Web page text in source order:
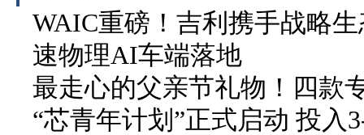
WAIC重磅！吉利携手战略
速物理AI车端落地
最走心的父亲节礼物！四款
“芯青年计划”正式启动 投入